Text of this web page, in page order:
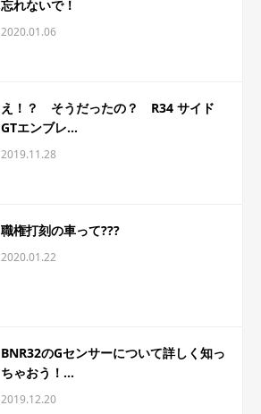
忘れないで！
2020.01.06
え！？ そうだったの？ R34 サイド
GTエンブレ...
2019.11.28
職権打刻の車って???
2020.01.22
BNR32のGセンサーについて詳しく知っ
ちゃおう！...
2019.12.20